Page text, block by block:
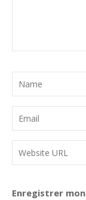
Enregistrer